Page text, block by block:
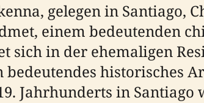
gelegen in Santiago,
einem bedeutenden
sich in der ehemaligen
bedeutendes historisches
Jahrhunderts in Santiago